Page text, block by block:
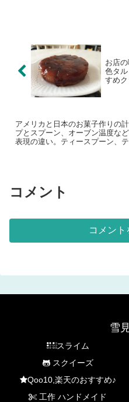
お店
色タ
すめ
アメリカと日本のお菓子作りの
プとスプーン、オーブン温度な
表現の違い。ティースプーン、
コメント
コメント
雪
スライム
スクイーズ
Qoo10,楽天のおすすめ♪
工作 ハンドメイド